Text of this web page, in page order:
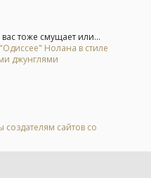
тоже смущает или...
Нолана в стиле
джунглями
сайтов со